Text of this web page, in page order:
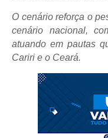
O cenário reforça o
cenário nacional,
atuando em pautas
Cariri e o Ceará.